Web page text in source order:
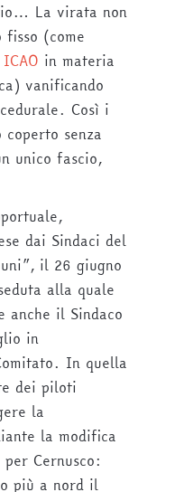
La virata non
fisso (come
ICAO in materia
vanificando
Così i
senza
unico fascio,
dai Sindaci del
il 26 giugno
alla quale
anche il Sindaco
in
In quella
dei piloti
la
la modifica
Cernusco:
più a nord il